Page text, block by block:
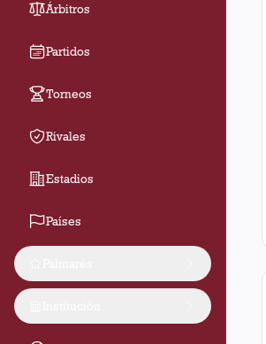
Árbitros
Partidos
Torneos
Rivales
Estadios
Países